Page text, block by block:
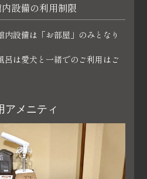
設備の利用制限
設備は「お部屋」のみとなり
呂は愛犬と一緒でのご利用はご
アメニティ